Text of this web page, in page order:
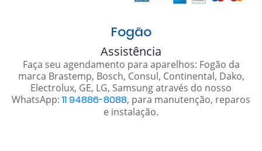
Fogão
Assistência
Faça seu agendamento para aparelhos: Fogão da
marca Brastemp, Bosch, Consul, Continental, Dako,
Electrolux, GE, LG, Samsung através do nosso
WhatsApp: 11 94886-8088, para manutenção, reparos
e instalação.